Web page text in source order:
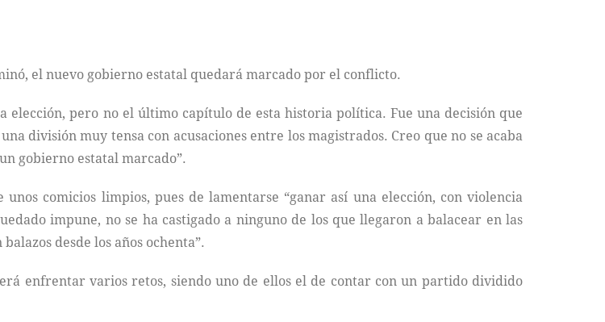
el nuevo gobierno estatal quedará marcado por el conflicto.
elección, pero no el último capítulo de esta historia política. Fue una decisión que
división muy tensa con acusaciones entre los magistrados. Creo que no se acaba
gobierno estatal marcado”.
comicios limpios, pues de lamentarse “ganar así una elección, con violencia
impune, no se ha castigado a ninguno de los que llegaron a balacear en las
desde los años ochenta”.
enfrentar varios retos, siendo uno de ellos el de contar con un partido dividido